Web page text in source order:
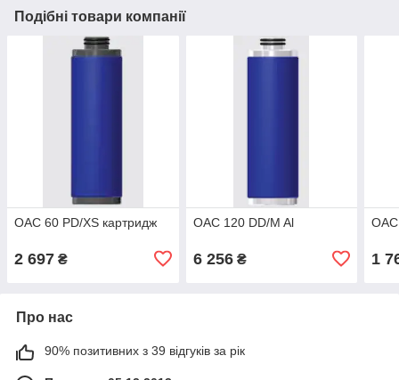
Подібні товари компанії
OAC 60 PD/XS картридж
2 697 ₴
OAC 120 DD/M Al
6 256₴ 1
Про нас
90% позитивних з 39 відгуків за рік